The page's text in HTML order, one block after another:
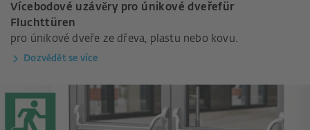
Vícebodové uzávěry pro únikové dveřefür
Fluchttüren
pro únikové dveře ze dřeva, plastu nebo kovu.
Dozvědět se více